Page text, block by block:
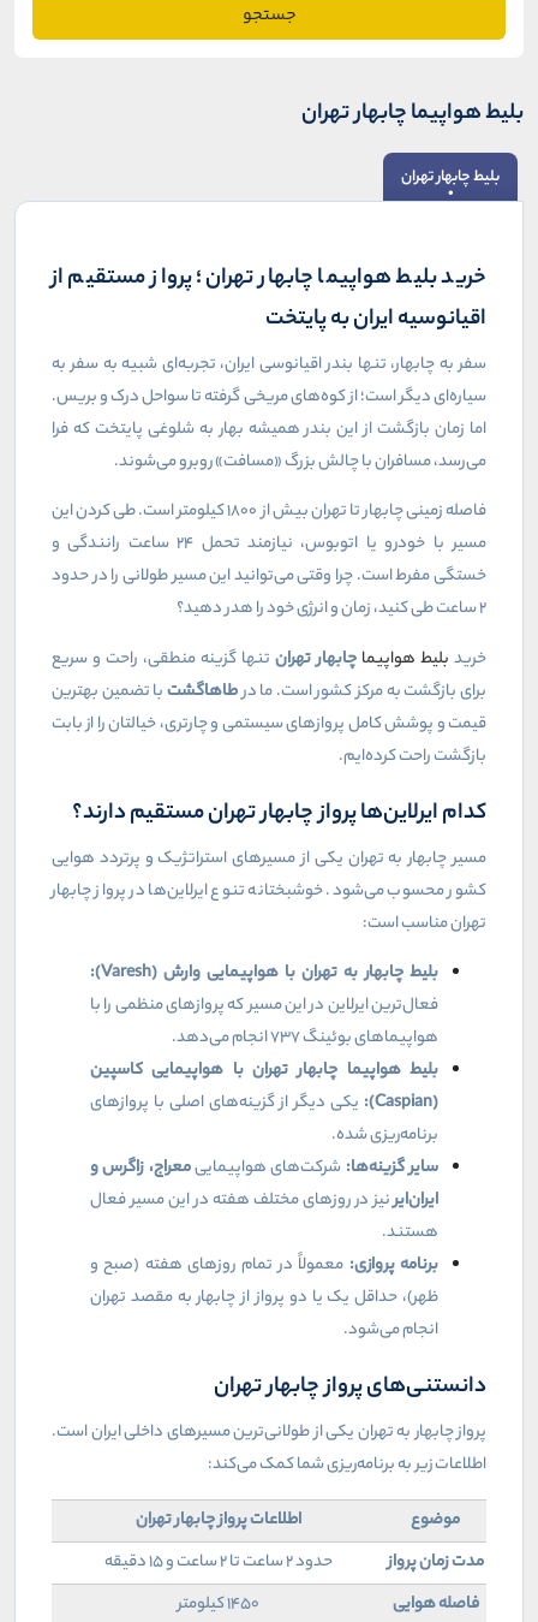
جستجو
بلیط هواپیما چابهار تهران
بلیط چابهار تهران
خرید بلیط هواپیما چابهار تهران؛ پرواز مستقیم از
اقیانوسیه ایران به پایتخت
سفر به چابهار، تنها بندر اقیانوسی ایران، تجربه‌ای شبیه به سفر به
سیاره‌ای دیگر است؛ از کوه‌های مریخی گرفته تا سواحل درک و بریس.
اما زمان بازگشت از این بندر همیشه بهار به شلوغی پایتخت که فرا
می‌رسد، مسافران با چالش بزرگ «مسافت» روبرو می‌شوند.
فاصله زمینی چابهار تا تهران بیش از ۱۸۰۰ کیلومتر است. طی کردن این
مسیر با خودرو یا اتوبوس، نیازمند تحمل ۲۴ ساعت رانندگی و
خستگی مفرط است. چرا وقتی می‌توانید این مسیر طولانی را در حدود
۲ ساعت طی کنید، زمان و انرژی خود را هدر دهید؟
خرید بلیط هواپیما چابهار تهران تنها گزینه منطقی، راحت و سریع
برای بازگشت به مرکز کشور است. ما درطاهاگشتبا تضمین بهترین
قیمت و پوشش کامل پروازهای سیستمی و چارتری، خیالتان را از بابت
بازگشت راحت کرده‌ایم.
کدام ایرلاین‌ها پرواز چابهار تهران مستقیم دارند؟
مسیر چابهار به تهران یکی از مسیرهای استراتژیک و پرتردد هوایی
کشور محسوب می‌شود. خوشبختانه تنوع ایرلاین‌ها در پرواز چابهار
تهران مناسب است:
بلیط چابهار به تهران با هواپیمایی وارش (Varesh
):
فعال‌ترین ایرلاین در این مسیر که پروازهای منظمی را با
هواپیماهای بوئینگ ۷۳۷ انجام می‌دهد.
بلیط هواپیما چابهار تهران با هواپیمایی کاسپین
(
Caspian
): یکی دیگر از گزینه‌های اصلی با پروازهای
برنامه‌ریزی شده.
سایر گزینه‌ها: شرکت‌های هواپیماییمعراج، زاگرس و
ایران‌ایرنیز در روزهای مختلف هفته در این مسیر فعال
هستند.
برنامه پروازی: معمولاً در تمام روزهای هفته (صبح و
ظهر)، حداقل یک یا دو پرواز از چابهار به مقصد تهران
انجام می‌شود.
دانستنی‌های پرواز چابهار تهران
پرواز چابهار به تهران یکی از طولانی‌ترین مسیرهای داخلی ایران است.
اطلاعات زیر به برنامه‌ریزی شما کمک می‌کند:
موضوع
اطلاعات پرواز چابهار تهران
مدت زمان پرواز
حدود ۲ ساعت تا ۲ ساعت و ۱۵ دقیقه
فاصله هوایی
۱۴۵۰ کیلومتر